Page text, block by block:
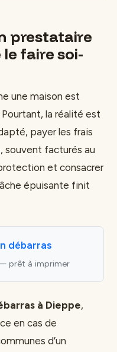
prestataire
faire soi-
une maison est
la réalité est
payer les frais
souvent facturés au
et consacrer
épuisante finit
débarras
prêt à imprimer
à Dieppe,
en cas de
d’un